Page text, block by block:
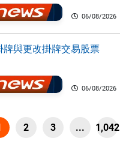
06/08/2026
與更改掛牌交易股票
06/08/2026
2 3 ... 1,042